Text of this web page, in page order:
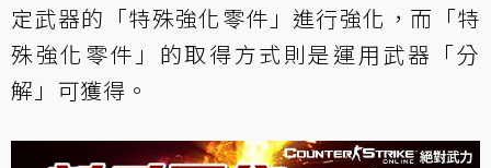
定武器的「特殊強化零件」進行強化，而「特
殊強化零件」的取得方式則是運用武器「分
解」可獲得。